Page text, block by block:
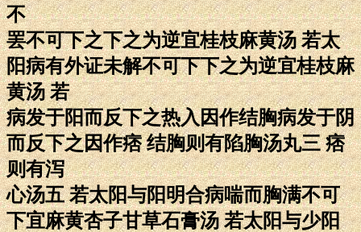
不
罢不可下之下之为逆宜桂枝麻黄汤 若太
阳病有外证未解不可下下之为逆宜桂枝麻
黄汤 若
病发于阳而反下之热入因作结胸病发于阴
而反下之因作痞 结胸则有陷胸汤丸三 痞
则有泻
心汤五 若太阳与阳明合病喘而胸满不可
下宜麻黄杏子甘草石膏汤 若太阳与少阳